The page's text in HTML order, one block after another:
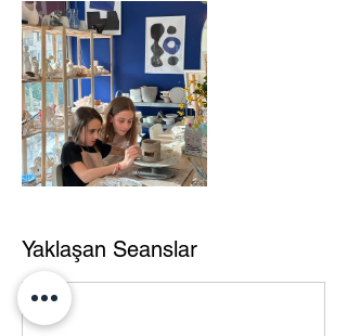
Yaklaşan Seanslar